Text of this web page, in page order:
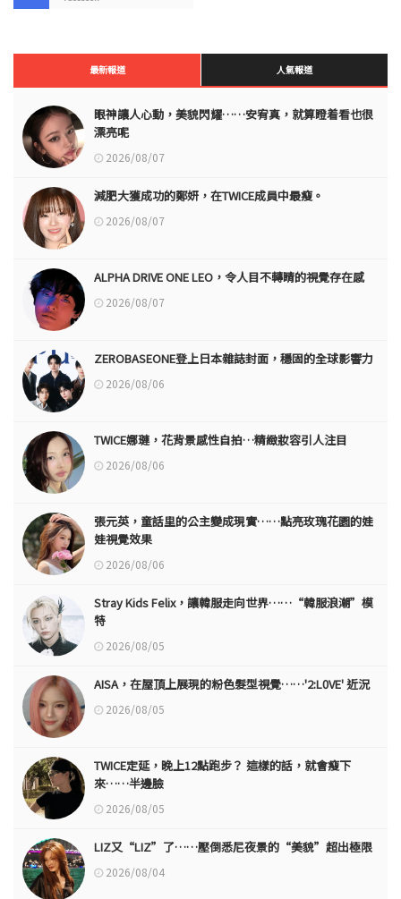
最新報道 人氣報道
眼神讓人心動，美貌閃耀……安宥真，就算瞪着看也很
漂亮呢
2026/08/07
減肥大獲成功的鄭妍，在TWICE成員中最瘦。
2026/08/07
ALPHA DRIVE ONE LEO，令人目不轉睛的視覺存在感
2026/08/07
ZEROBASEONE登上日本雜誌封面，穩固的全球影響力
2026/08/06
TWICE娜璉，花背景感性自拍…精緻妝容引人注目
2026/08/06
張元英，童話里的公主變成現實……點亮玫瑰花園的娃
娃視覺效果
2026/08/06
Stray Kids Felix，讓韓服走向世界……“韓服浪潮”模
特
2026/08/05
AISA，在屋頂上展現的粉色髮型視覺……'2:L0VE' 近況
2026/08/05
TWICE定延，晚上12點跑步？ 這樣的話，就會瘦下
來……半邊臉
2026/08/05
LIZ又“LIZ”了……壓倒悉尼夜景的“美貌”超出極限
2026/08/04